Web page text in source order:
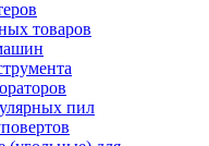
товаров
пил